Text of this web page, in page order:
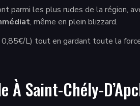
parmi les plus rudes de la région,
, même en plein blizzard.
0,85€/L) tout en gardant toute la
Saint-Chély-